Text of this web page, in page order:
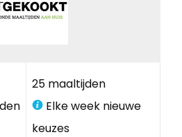
25 maaltijden
Elke week nieuwe
keuzes